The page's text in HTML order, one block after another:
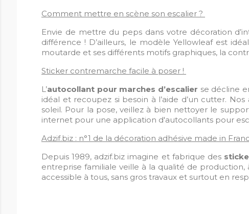
Comment mettre en scène son escalier ?
Envie de mettre du peps dans votre décoration
différence ! D’ailleurs, le modèle Yellowleaf est
moutarde et ses différents motifs graphiques, la
Sticker contremarche facile à poser !
L’autocollant pour marches d’escalier se décline
idéal et recoupez si besoin à l’aide d’un cutter.
soleil. Pour la pose, veillez à bien nettoyer le
internet pour une application d'autocollants pour
Adzif.biz : n°1 de la décoration adhésive made in
Depuis 1989, adzif.biz imagine et fabrique des
entreprise familiale veille à la qualité de
accessible à tous, sans gros travaux et surtout en